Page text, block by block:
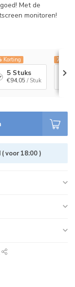
Met de
monitoren!
Korting
5 Stuks
€94,05 / Stuk
7%
voor 18:00 )